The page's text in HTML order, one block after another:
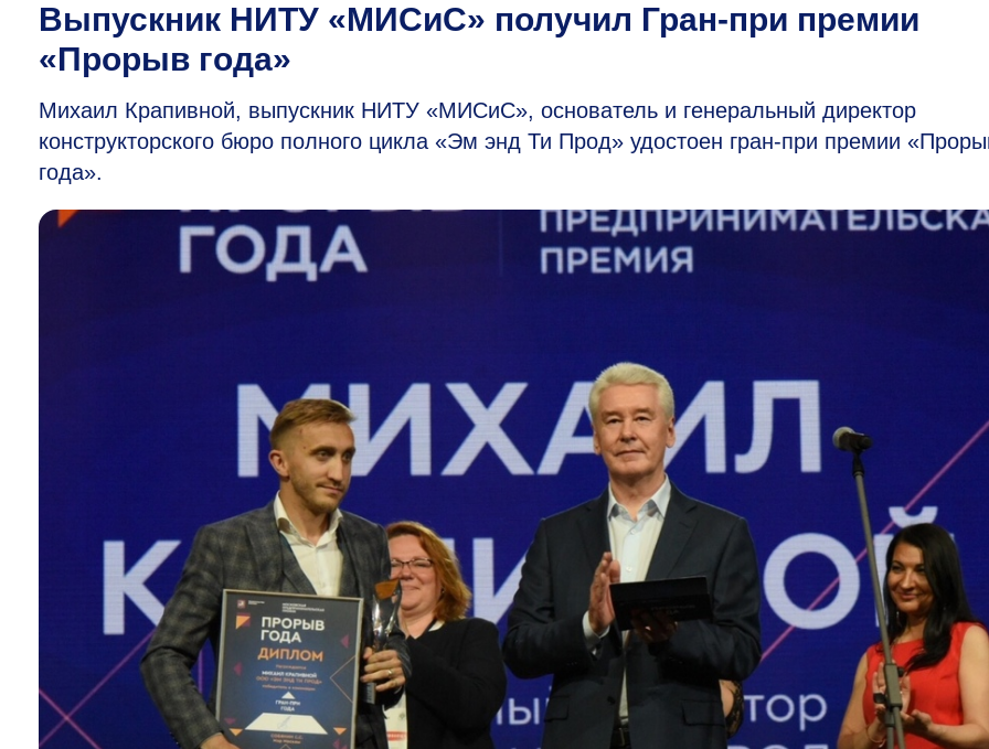
Выпускник НИТУ «МИСиС» получил Гран-при премии
«Прорыв года»
Михаил Крапивной, выпускник НИТУ «МИСиС», основатель и генеральный директор
конструкторского бюро полного цикла «Эм энд Ти Прод» удостоен гран-при премии
года».